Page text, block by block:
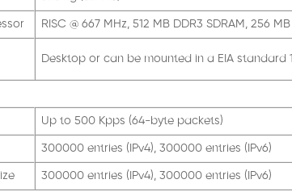
RISC @ 667 MHz, 512 MB DDR3 SDRAM, 256
Desktop or can be mounted in a EIA
Up to 500 Kpps (64-byte packets)
300000 entries (IPv4), 300000 entries (IPv6)
300000 entries (IPv4), 300000 entries (IPv6)